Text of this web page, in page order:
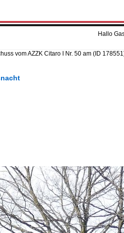
Hallo
vom AZZK Citaro I Nr. 50 am (ID